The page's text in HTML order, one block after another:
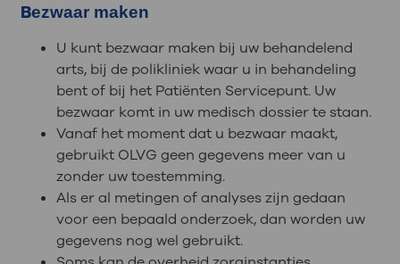
Bezwaar maken
U kunt bezwaar maken bij uw behandelend
arts, bij de polikliniek waar u in behandeling
bent of bij het Patiënten Servicepunt. Uw
bezwaar komt in uw medisch dossier te staan.
Vanaf het moment dat u bezwaar maakt,
gebruikt OLVG geen gegevens meer van u
zonder uw toestemming.
Als er al metingen of analyses zijn gedaan
voor een bepaald onderzoek, dan worden uw
gegevens nog wel gebruikt.